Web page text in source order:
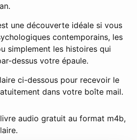
une découverte idéale si vous
contemporains, les
simplement les histoires qui
dessus votre épaule.
ci-dessous pour recevoir le
dans votre boîte mail.
audio gratuit au format m4b,